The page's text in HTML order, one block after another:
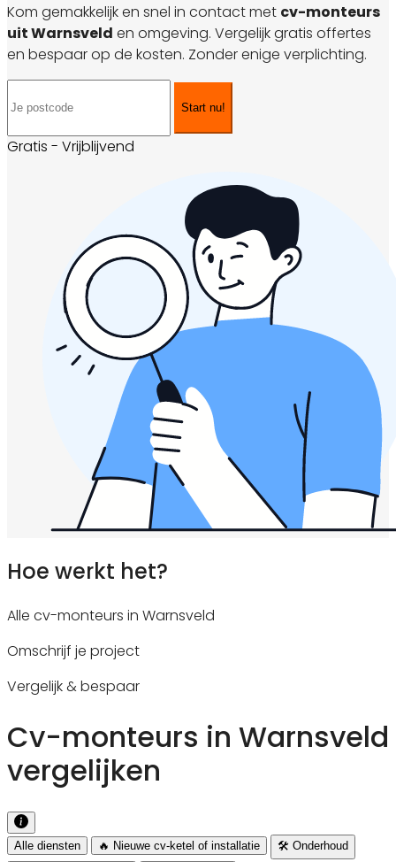
Kom gemakkelijk en snel in contact met cv-monteurs
uit Warnsveld en omgeving. Vergelijk gratis offertes
en bespaar op de kosten. Zonder enige verplichting.
Start nu!
Gratis - Vrijblijvend
Hoe werkt het?
Alle cv-monteurs in Warnsveld
Omschrijf je project
Vergelijk & bespaar
Cv-monteurs in Warnsveld
vergelijken
Alle diensten 🔥 Nieuwe cv-ketel of installatie
🛠️ Onderhoud